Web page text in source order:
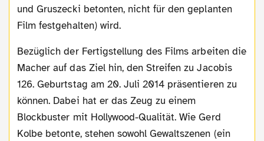
und Gruszecki betonten, nicht für den geplanten
Film festgehalten) wird.
Bezüglich der Fertigstellung des Films arbeiten die
Macher auf das Ziel hin, den Streifen zu Jacobis
126. Geburtstag am 20. Juli 2014 präsentieren zu
können. Dabei hat er das Zeug zu einem
Blockbuster mit Hollywood-Qualität. Wie Gerd
Kolbe betonte, stehen sowohl Gewaltszenen (ein